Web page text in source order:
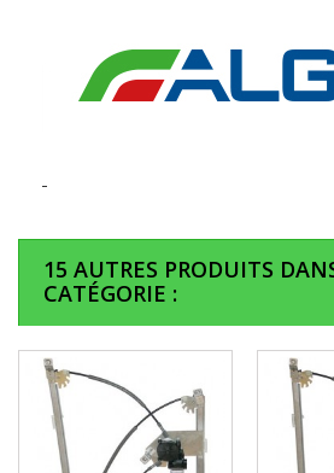
15 AUTRES PRODUITS
CATÉGORIE :